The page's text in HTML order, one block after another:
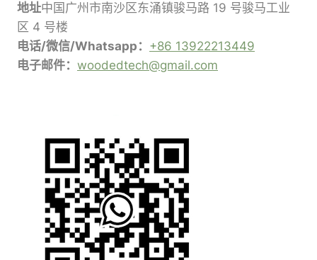
地址中国广州市南沙区东涌镇骏马路 19 号骏马工业
区 4 号楼
电话/微信/Whatsapp： +86 13922213449
电子邮件： woodedtech@gmail.com